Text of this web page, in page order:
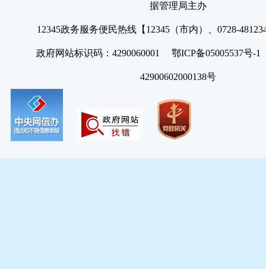
据管理局主办
12345政务服务便民热线【12345（市内）、0728-
政府网站标识码：4290060001 鄂ICP备05005537号
42900602000138号